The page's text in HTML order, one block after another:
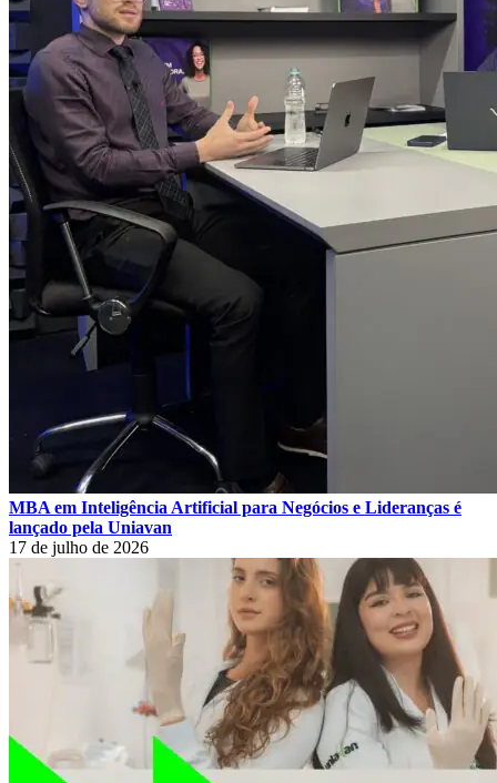
MBA em Inteligência Artificial para Negócios e Lideranças é
lançado pela Uniavan
17 de julho de 2026